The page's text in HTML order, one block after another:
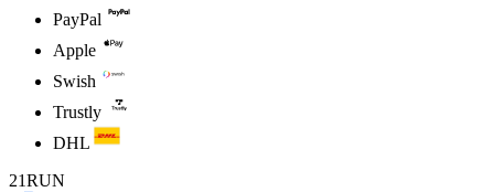
PayPal
Apple
Swish
Trustly
DHL
21RUN